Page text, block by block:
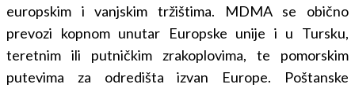
europskim i vanjskim tržištima. MDMA se obično
prevozi kopnom unutar Europske unije i u Tursku,
teretnim ili putničkim zrakoplovima, te pomorskim
putevima za odredišta izvan Europe. Poštanske